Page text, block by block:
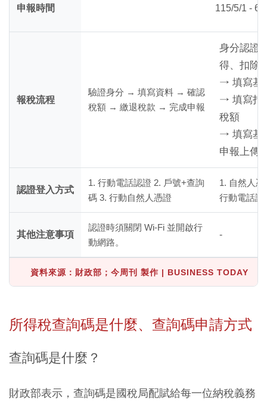
申報時間 115/5/1 - 6/
報稅流程
驗證身分 → 填寫資料 → 確認
稅額 → 繳退稅款 → 完成申報
身分認證
得、扣除
→ 填寫基
→ 填寫扣
稅額
→ 填寫基
申報上傳
認證登入方式
1. 行動電話認證 2. 戶號+查詢
碼 3. 行動自然人憑證
1. 自然人
行動電話認
其他注意事項
認證時須關閉 Wi-Fi 並開啟行
動網路。
-
資料來源：財政部；今周刊 製作 | BUSINESS TODAY
所得稅查詢碼是什麼、查詢碼申請方式
查詢碼是什麼？
財政部表示，查詢碼是國稅局配賦給每一位納稅義務